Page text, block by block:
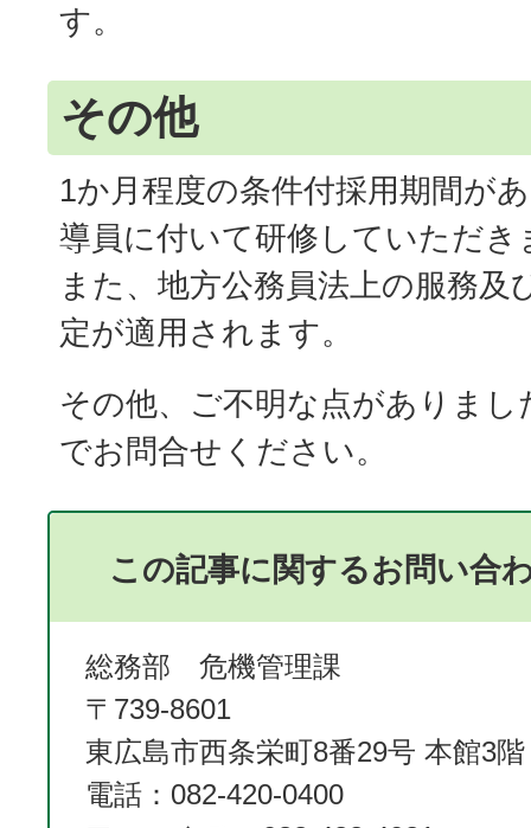
す。
その他
1か月程度の条件付採用期間が
導員に付いて研修していただき
また、地方公務員法上の服務及
定が適用されます。
その他、ご不明な点がありまし
でお問合せください。
この記事に関するお問い合
総務部 危機管理課
〒739-8601
東広島市西条栄町8番29号 本館3階
電話：082-420-0400